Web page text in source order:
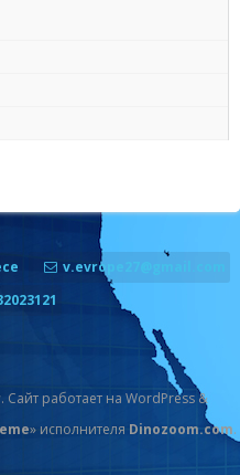
v.evrope27@gmail.com
. Сайт работает на WordPress&
» исполнителя Dinozoom.com.